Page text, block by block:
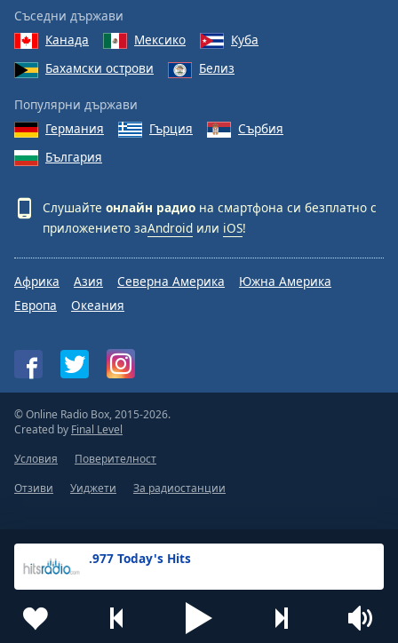
.977 Today's Hits
Съседни държави
Канада
Мексико
Куба
Бахамски острови
Белиз
Популярни държави
Германия
Гърция
Сърбия
България
Слушайте онлайн радио на смартфона си безплатно с
приложението заAndroid или iOS!
Африка Азия Северна Америка
Южна Америка
Европа
Океания
© Online Radio Box, 2015-2026.
Created by Final Level
Условия
Поверителност
Отзиви
Уиджети За радиостанции